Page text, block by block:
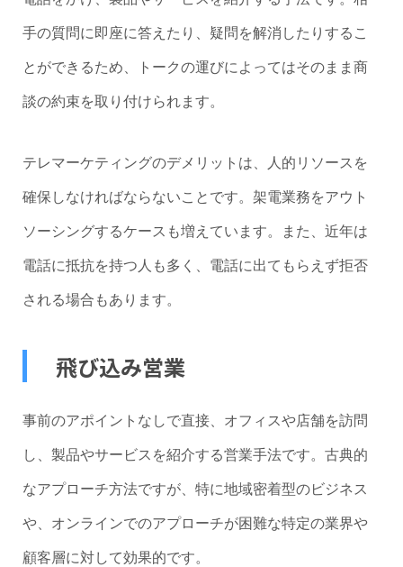
手の質問に即座に答えたり、疑問を解消したりするこ
とができるため、トークの運びによってはそのまま商
談の約束を取り付けられます。
テレマーケティングのデメリットは、人的リソースを
確保しなければならないことです。架電業務をアウト
ソーシングするケースも増えています。また、近年は
電話に抵抗を持つ人も多く、電話に出てもらえず拒否
される場合もあります。
飛び込み営業
事前のアポイントなしで直接、オフィスや店舗を訪問
し、製品やサービスを紹介する営業手法です。古典的
なアプローチ方法ですが、特に地域密着型のビジネス
や、オンラインでのアプローチが困難な特定の業界や
顧客層に対して効果的です。